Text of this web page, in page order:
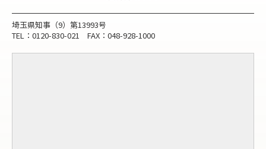
埼玉県知事（9）第13993号
TEL：0120-830-021 FAX：048-928-1000